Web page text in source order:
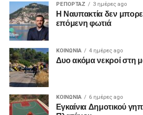
ΡΕΠΟΡΤΑΖ 3 ημέρες ago
Η Ναυπακτία δεν
επόμενη φωτιά
ΚΟΙΝΩΝΙΑ 4 ημέρες ago
Δυο ακόμα νεκροί στη
ΚΟΙΝΩΝΙΑ 6 ημέρες ago
Εγκαίνια Δημοτικού